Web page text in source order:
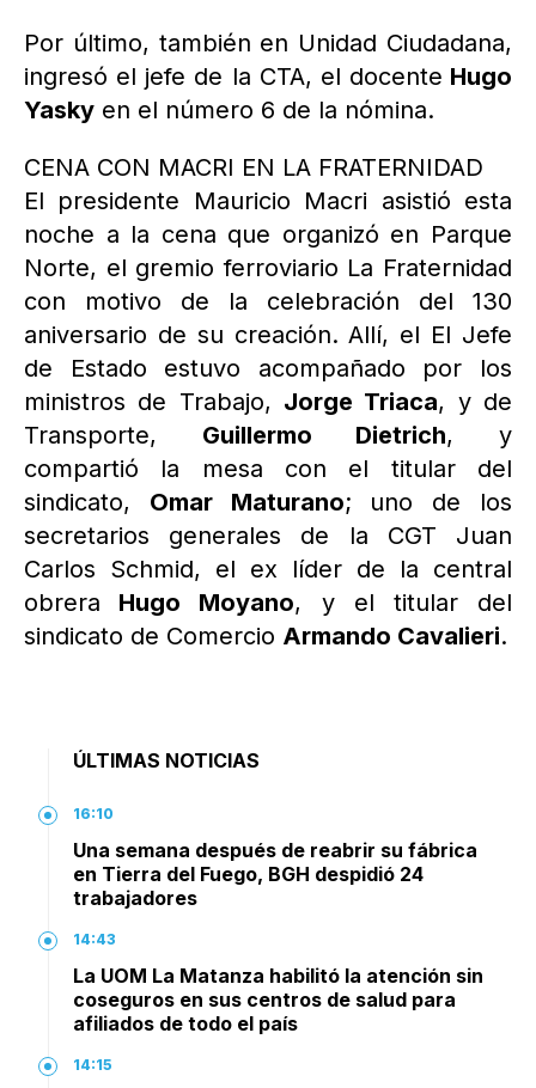
Por último, también en Unidad Ciudadana,
ingresó el jefe de la CTA, el docente Hugo
Yasky en el número 6 de la nómina.
CENA CON MACRI EN LA FRATERNIDAD
El presidente Mauricio Macri asistió esta
noche a la cena que organizó en Parque
Norte, el gremio ferroviario La Fraternidad
con motivo de la celebración del 130
aniversario de su creación. Allí, el El Jefe
de Estado estuvo acompañado por los
ministros de Trabajo, Jorge Triaca, y de
Transporte, Guillermo Dietrich, y
compartió la mesa con el titular del
sindicato, Omar Maturano; uno de los
secretarios generales de la CGT Juan
Carlos Schmid, el ex líder de la central
obrera Hugo Moyano, y el titular del
sindicato de Comercio Armando Cavalieri.
ÚLTIMAS NOTICIAS
16:10
Una semana después de reabrir su fábrica
en Tierra del Fuego, BGH despidió 24
trabajadores
14:43
La UOM La Matanza habilitó la atención sin
coseguros en sus centros de salud para
afiliados de todo el país
14:15